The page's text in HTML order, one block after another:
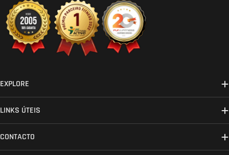
EXPLORE
LINKS ÚTEIS
CONTACTO